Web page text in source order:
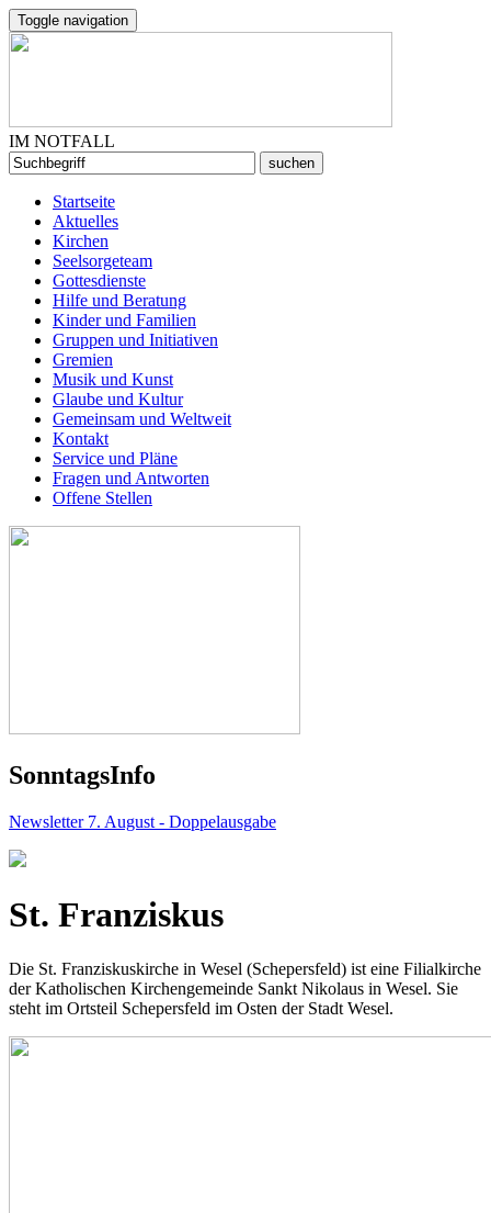
Toggle navigation
IM NOTFALL
Startseite
Aktuelles
Kirchen
Seelsorgeteam
Gottesdienste
Hilfe und Beratung
Kinder und Familien
Gruppen und Initiativen
Gremien
Musik und Kunst
Glaube und Kultur
Gemeinsam und Weltweit
Kontakt
Service und Pläne
Fragen und Antworten
Offene Stellen
SonntagsInfo
Newsletter 7. August - Doppelausgabe
St. Franziskus
Die St. Franziskuskirche in Wesel (Schepersfeld) ist eine Filialkirche
der Katholischen Kirchengemeinde Sankt Nikolaus in Wesel. Sie
steht im Ortsteil Schepersfeld im Osten der Stadt Wesel.